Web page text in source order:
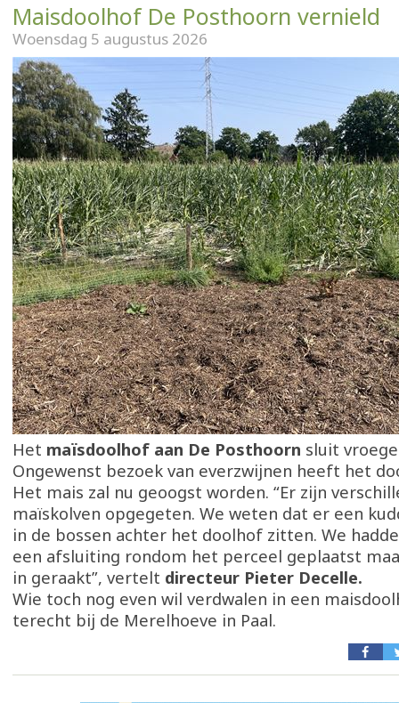
Maisdoolhof De Posthoorn vernield
Woensdag 5 augustus 2026
Het maïsdoolhof aan De Posthoorn sluit
Ongewenst bezoek van everzwijnen heeft het
Het mais zal nu geoogst worden. “Er zijn
maïskolven opgegeten. We weten dat er een
in de bossen achter het doolhof zitten. We
een afsluiting rondom het perceel geplaatst
in geraakt”, vertelt directeur Pieter Decelle.
Wie toch nog even wil verdwalen in een
terecht bij de Merelhoeve in Paal.